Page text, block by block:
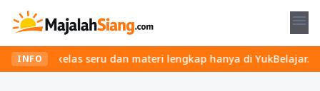
menu
INFO
kelas seru dan materi lengkap hanya di YukBelajar.com.